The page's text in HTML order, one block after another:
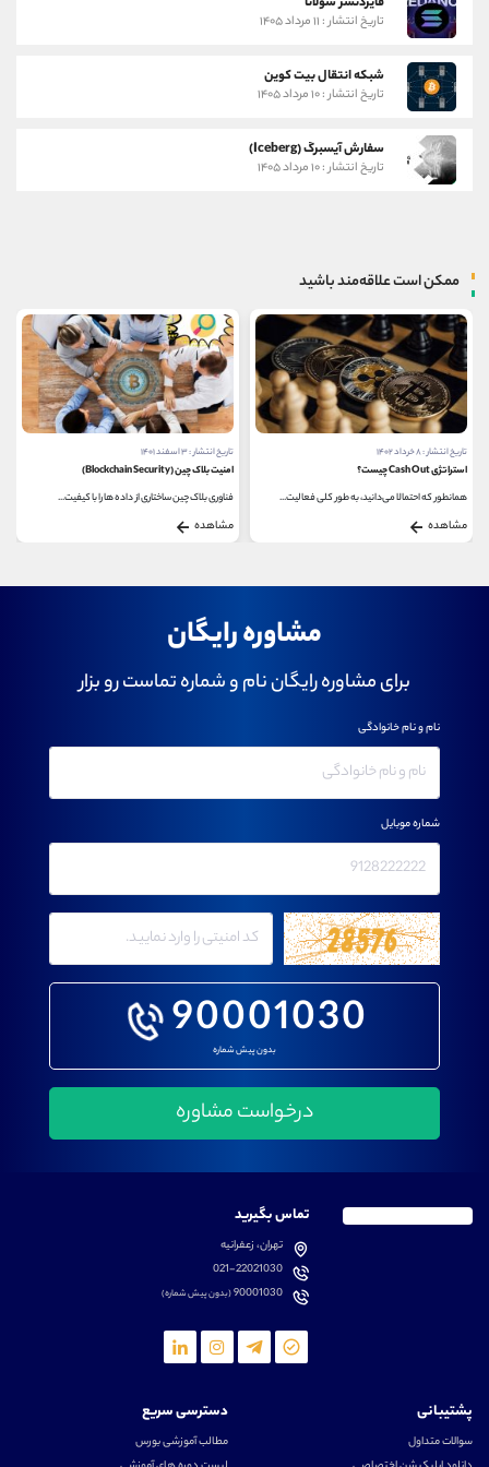
تاریخ انتشار : ۱۱ مرداد ۱۴۰۵
شبکه انتقال بیت کوین
تاریخ انتشار : ۱۰ مرداد ۱۴۰۵
سفارش آیسبرگ (Iceberg)
تاریخ انتشار : ۱۰ مرداد ۱۴۰۵
ممکن است علاقه‌مند باشید
تاریخ انتشار : ۳ اسفند ۱۴۰۱
امنیت بلاک چین (Blockchain Security)
فناوری بلاک چین ساختاری از داده ها را با کیفیت...
مشاهده
تاریخ انتشار : ۳۱ مرداد ۱۴۰۰
کیف پول جکس
مشاهده
مشاوره رایگان
برای مشاوره رایگان نام و شماره تماست رو بزار
90001030
بدون پیش شماره
نام و نام خانوادگی
شماره موبایل
تماس بگیرید
تهران، زعفرانیه
021-22021030
90001030(بدون پیش شماره)
پشتیبانی
سوالات متداول
دسترسی سریع
مطالب آموزشی بورس